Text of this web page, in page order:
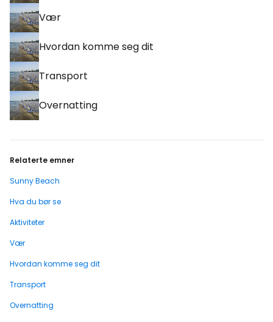
Vær
Hvordan komme seg dit
Transport
Overnatting
Relaterte emner
Sunny Beach
Hva du bør se
Aktiviteter
Vær
Hvordan komme seg dit
Transport
Overnatting